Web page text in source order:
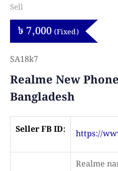
Sell
৳ 7,000 (Fixed)
SA18k7
Realme New
Bangladesh
Seller FB ID: https://
Realme